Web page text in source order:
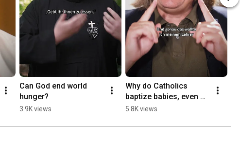
Can God end world
hunger?
3.9K views
Why do Catholics
baptize babies, even
though they can't
themselves yet? 🤔
5.8K views